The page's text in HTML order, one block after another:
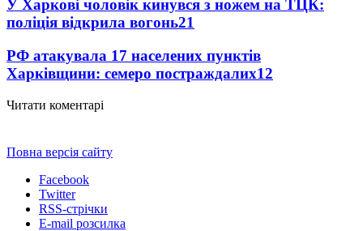
У Харкові чоловік кинувся з ножем на ТЦК:
поліція відкрила вогонь21
РФ атакувала 17 населених пунктів
Харківщини: семеро постраждалих12
Читати коментарі
Повна версія сайту
Facebook
Twitter
RSS-стрічки
E-mail розсилка